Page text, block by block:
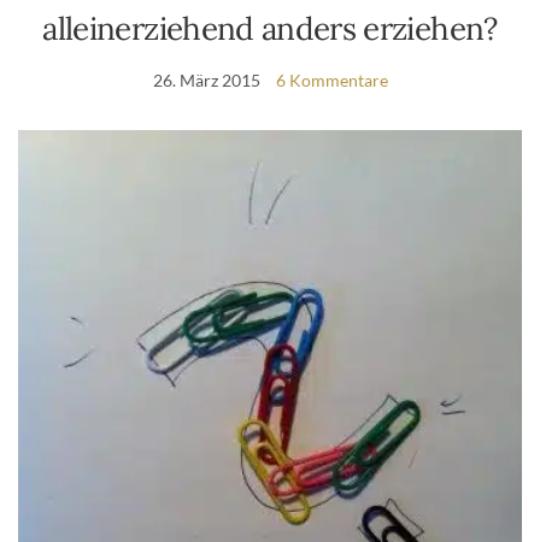
alleinerziehend anders erziehen?
26. März 2015 6 Kommentare